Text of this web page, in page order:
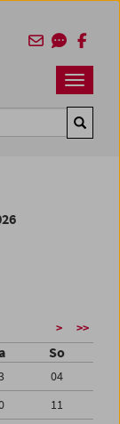
Navbar
> >>
So
04
11